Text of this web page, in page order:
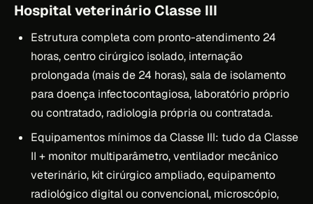
Hospital veterinário Classe III
Estrutura completa com pronto-atendimento 24
horas, centro cirúrgico isolado, internação
prolongada (mais de 24 horas), sala de isolamento
para doença infectocontagiosa, laboratório próprio
ou contratado, radiologia própria ou contratada.
Equipamentos mínimos da Classe III: tudo da Classe
II + monitor multiparâmetro, ventilador mecânico
veterinário, kit cirúrgico ampliado, equipamento
radiológico digital ou convencional, microscópio,